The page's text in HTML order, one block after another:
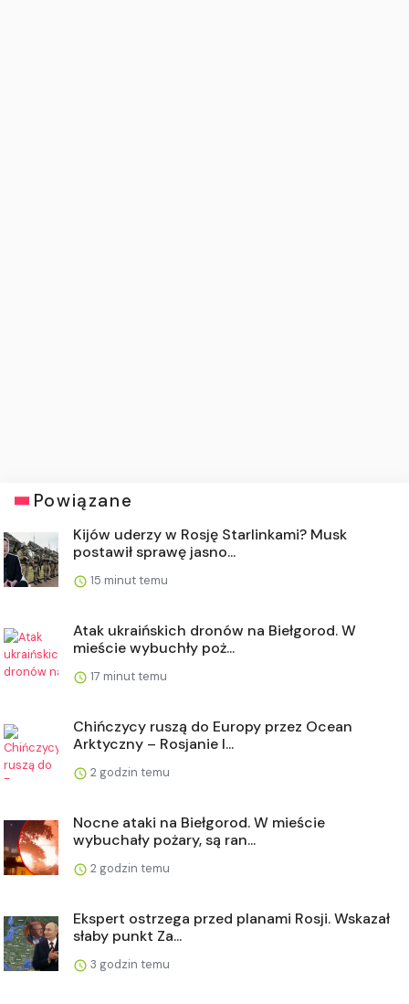
Powiązane
Kijów uderzy w Rosję Starlinkami? Musk
postawił sprawę jasno...
15 minut temu
Atak ukraińskich dronów na Biełgorod. W
mieście wybuchły poż...
17 minut temu
Chińczycy ruszą do Europy przez Ocean
Arktyczny – Rosjanie l...
2 godzin temu
Nocne ataki na Biełgorod. W mieście
wybuchały pożary, są ran...
2 godzin temu
Ekspert ostrzega przed planami Rosji. Wskazał
słaby punkt Za...
3 godzin temu